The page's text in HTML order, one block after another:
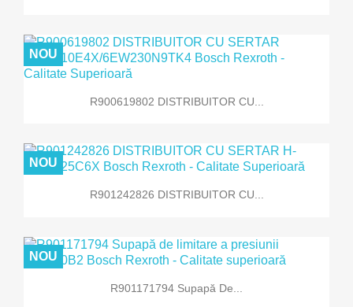
R900619802 DISTRIBUITOR CU...
NOU
R901242826 DISTRIBUITOR CU...
NOU
R901171794 Supapă De...
NOU